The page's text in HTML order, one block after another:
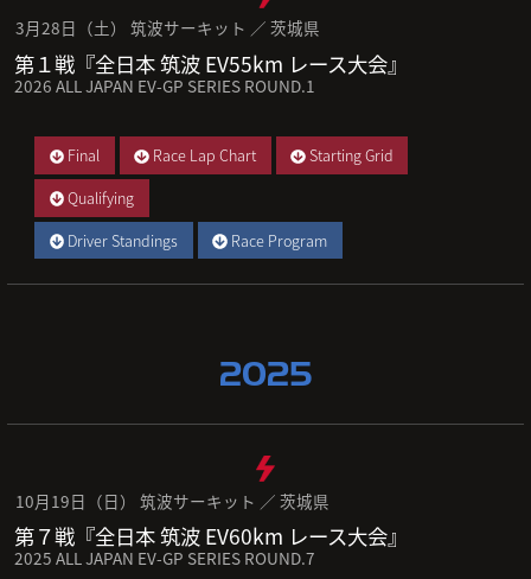
3月28日（土） 筑波サーキット ／ 茨城県
第１戦『全日本 筑波 EV55km レース大会』
2026 ALL JAPAN EV-GP SERIES ROUND.1
Final Race Lap Chart
Starting Grid
Qualifying
Driver Standings
Race Program
2025
10月19日（日） 筑波サーキット ／ 茨城県
第７戦『全日本 筑波 EV60km レース大会』
2025 ALL JAPAN EV-GP SERIES ROUND.7